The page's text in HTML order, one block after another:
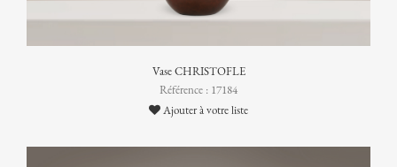
Vase CHRISTOFLE
Référence : 17184
Ajouter à votre liste